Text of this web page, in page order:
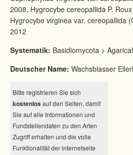
2008, Hygrocybe cereopallida P.
Hygrocybe virginea var. cereopallida
2012
Systematik: Basidiomycota >
Deutscher Name: Wachsblasser
Bitte registrieren Sie sich
kostenlos auf den Seiten, damit
Sie auf alle Informationen und
Fundstellendaten zu den Arten
Zugriff erhalten und die volle
Funktionalität der internetseite